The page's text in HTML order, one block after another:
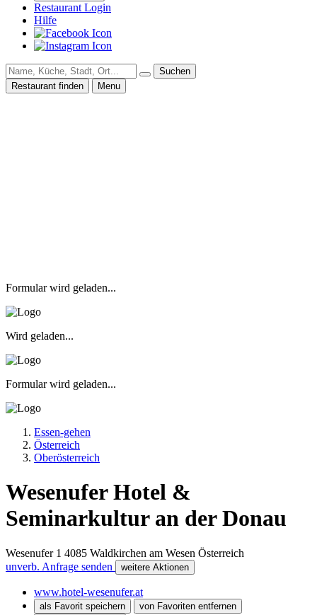
Restaurant Login
Hilfe
Suchen
Restaurant finden
Menu
Formular wird geladen...
Wird geladen...
Formular wird geladen...
Essen-gehen
Österreich
Oberösterreich
Wesenufer Hotel &
Seminarkultur an der Donau
Wesenufer 1 4085 Waldkirchen am Wesen Österreich
unverb. Anfrage senden
weitere Aktionen
www.hotel-wesenufer.at
als Favorit speichern
von Favoriten entfernen